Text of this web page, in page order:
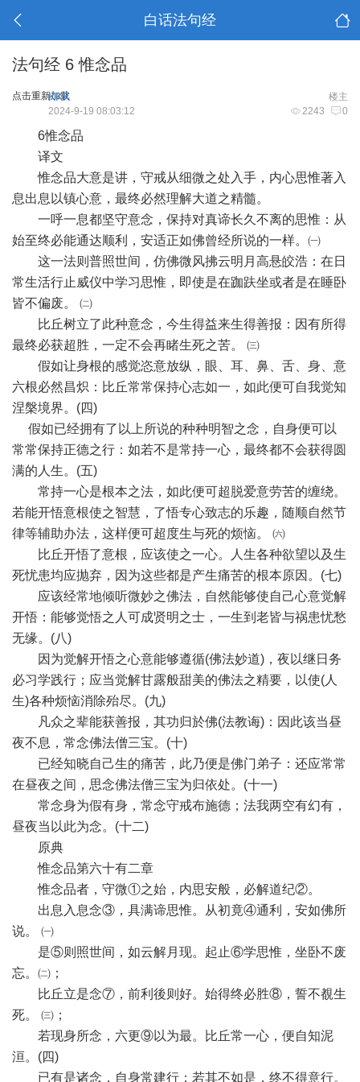
白话法句经
法句经 6 惟念品
点击重新加载 楼主
KKK
2243 0
2024-9-19 08:03:12
6惟念品
译文
惟念品大意是讲，守戒从细微之处入手，内心思惟著入
息出息以镇心意，最终必然理解大道之精髓。
一呼一息都坚守意念，保持对真谛长久不离的思惟：从
始至终必能通达顺利，安适正如佛曾经所说的一样。㈠
这一法则普照世间，仿佛微风拂云明月高悬皎浩：在日
常生活行止威仪中学习思惟，即使是在跏趺坐或者是在睡卧
皆不偏废。 ㈡
比丘树立了此种意念，今生得益来生得善报：因有所得
最终必获超胜，一定不会再睹生死之苦。 ㈢
假如让身根的感觉恣意放纵，眼、耳、鼻、舌、身、意
六根必然昌炽：比丘常常保持心志如一，如此便可自我觉知
涅槃境界。(四)
假如已经拥有了以上所说的种种明智之念，自身便可以
常常保持正德之行：如若不是常持一心，最终都不会获得圆
满的人生。(五)
常持一心是根本之法，如此便可超脱爱意劳苦的缠绕。
若能开悟意根使之智慧，了悟专心致志的乐趣，随顺自然节
律等辅助办法，这样便可超度生与死的烦恼。 ㈥
比丘开悟了意根，应该使之一心。人生各种欲望以及生
死忧患均应抛弃，因为这些都是产生痛苦的根本原因。(七)
应该经常地倾听微妙之佛法，自然能够使自己心意觉解
开悟：能够觉悟之人可成贤明之士，一生到老皆与祸患忧愁
无缘。(八)
因为觉解开悟之心意能够遵循(佛法妙道)，夜以继日务
必习学践行；应当觉解甘露般甜美的佛法之精要，以使(人
生)各种烦恼消除殆尽。(九)
凡众之辈能获善报，其功归於佛(法教诲)：因此该当昼
夜不息，常念佛法僧三宝。(十)
已经知晓自己生的痛苦，此乃便是佛门弟子：还应常常
在昼夜之间，思念佛法僧三宝为归依处。(十一)
常念身为假有身，常念守戒布施德；法我两空有幻有，
昼夜当以此为念。(十二)
原典
惟念品第六十有二章
惟念品者，守微①之始，内思安般，必解道纪②。
出息入息念③，具满谛思惟。从初竟④通利，安如佛所
说。 ㈠
是⑤则照世间，如云解月现。起止⑥学思惟，坐卧不废
忘。㈡；
比丘立是念⑦，前利後则好。始得终必胜⑧，誓不覩生
死。 ㈢；
若现身所念，六更⑨以为最。比丘常一心，便自知泥
洹。(四)
已有是诸念，自身常建行；若其不如是，终不得意行。